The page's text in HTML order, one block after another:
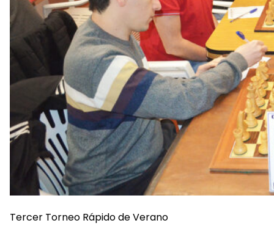
Tercer Torneo Rápido de Verano